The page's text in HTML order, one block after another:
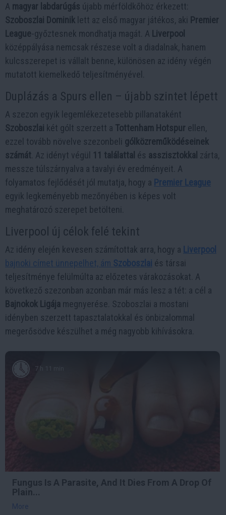
A magyar labdarúgás újabb mérföldkőhöz érkezett:
Szoboszlai Dominik lett az első magyar játékos, aki Premier
League-győztesnek mondhatja magát. A Liverpool
középpályása nemcsak részese volt a diadalnak, hanem
kulcsszerepet is vállalt benne, különösen az idény végén
mutatott kiemelkedő teljesítményével.
Duplázás a Spurs ellen – újabb szintet lépett
A szezon egyik legemlékezetesebb pillanataként
Szoboszlai két gólt szerzett a Tottenham Hotspur ellen,
ezzel tovább növelve szezonbeli gólközreműködéseinek
számát . Az idényt végül 11 találattal és asszisztokkal zárta,
messze túlszárnyalva a tavalyi év eredményeit. A
folyamatos fejlődését jól mutatja, hogy a Premier League
egyik legkeményebb mezőnyében is képes volt
meghatározó szerepet betölteni.
Liverpool új célok felé tekint
Az idény elején kevesen számítottak arra, hogy a Liverpool
bajnoki címet ünnepelhet, ám Szoboszlai és társai
teljesítménye felülmúlta az előzetes várakozásokat. A
következő szezonban azonban már más lesz a tét: a cél a
Bajnokok Ligája megnyerése. Szoboszlai a mostani
idényben szerzett tapasztalatokkal és önbizalommal
megerősödve készülhet a még nagyobb kihívásokra.
7 h 11 min
Fungus Is A Parasite, And It Dies From A Drop Of
Plain...
More